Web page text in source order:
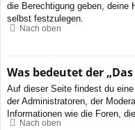
die Berechtigung geben, deine
selbst festzulegen.
Nach oben
Was bedeutet der
Auf dieser Seite findest du
der Administratoren, der
Informationen wie die Foren,
Nach oben